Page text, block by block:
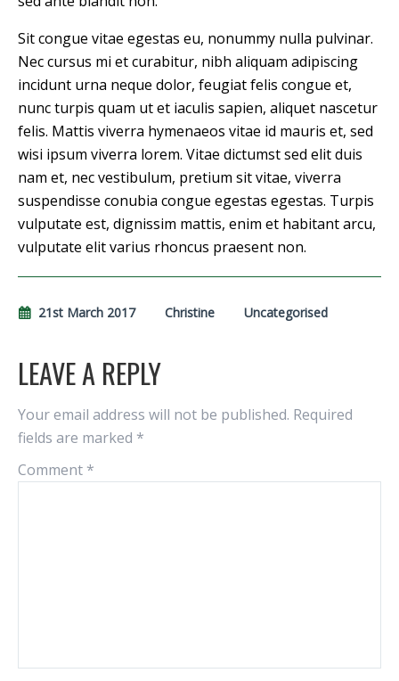
Sit congue vitae egestas eu, nonummy nulla pulvinar.
Nec cursus mi et curabitur, nibh aliquam adipiscing
incidunt urna neque dolor, feugiat felis congue et,
nunc turpis quam ut et iaculis sapien, aliquet nascetur
felis. Mattis viverra hymenaeos vitae id mauris et, sed
wisi ipsum viverra lorem. Vitae dictumst sed elit duis
nam et, nec vestibulum, pretium sit vitae, viverra
suspendisse conubia congue egestas egestas. Turpis
vulputate est, dignissim mattis, enim et habitant arcu,
vulputate elit varius rhoncus praesent non.
21st March 2017 Christine Uncategorised
LEAVE A REPLY
Your email address will not be published. Required
fields are marked *
Comment *